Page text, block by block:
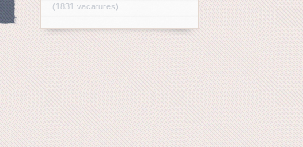
(1831 vacatures)